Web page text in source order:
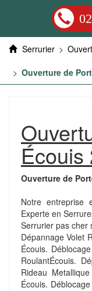
Serrurier >
> Ouverture de
Écouis
Ouverture de
Notre entreprise
Experte en
Serrurier pas cher
Dépannage Volet
Écouis.
RoulantÉcouis.
Rideau
Écouis.